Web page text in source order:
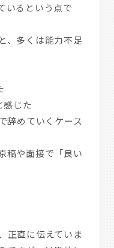
いるという点で
、多くは能力不足
感じた
辞めていくケース
稿や面接で「良い
正直に伝えていま